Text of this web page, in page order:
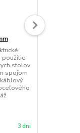
použitie
stolov
spojom
3 dni